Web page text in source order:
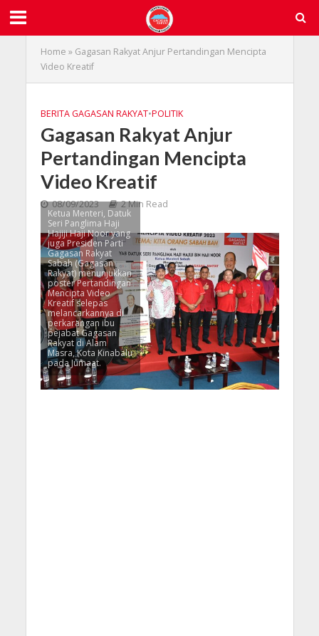
Home » Gagasan Rakyat Anjur Pertandingan Mencipta
Video Kreatif
BERITA GAGASAN RAKYAT•POLITIK
Gagasan Rakyat Anjur
Pertandingan Mencipta
Video Kreatif
08/09/2023 2 Min Read
Ketua Menteri, Datuk
Seri Panglima Haji
Hajiji Haji Noor yang
juga Presiden Parti
Gagasan Rakyat
Sabah (Gagasan
Rakyat) menunjukkan
poster Pertandingan
Mencipta Video
Kreatif selepas
melancarkannya di
perkarangan ibu
pejabat Gagasan
Rakyat di Alam
Masra, Kota Kinabalu
pada Jumaat.